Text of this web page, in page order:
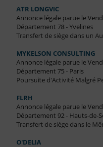
ATR LONGVIC
Annonce légale parue le
Département 78 - Yvelines
Transfert de siège dans un
MYKELSON CONSULTING
Annonce légale parue le
Département 75 - Paris
Poursuite d'Activité Malgré
FLRH
Annonce légale parue le
Département 92 - Hauts-de-
Transfert de siège dans le
O'DELIA